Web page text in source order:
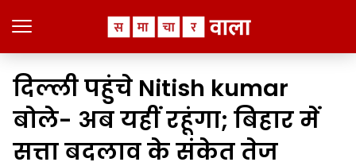
दिल्ली पहुंचे Nitish kumar
बोले- अब यहीं रहूंगा; बिहार में
सत्ता बदलाव के संकेत तेज